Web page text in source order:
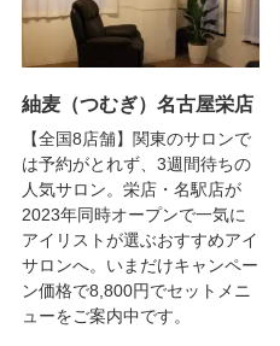
紬麦（つむぎ）名古屋栄店
【全国8店舗】関東のサロンで
は予約がとれず、3週間待ちの
人気サロン。栄店・名駅店が
2023年同時オープンで一気に
アイリストが選ぶおすすめアイ
サロンへ。いまだけキャンペー
ン価格で8,800円でセットメニ
ューをご案内中です。